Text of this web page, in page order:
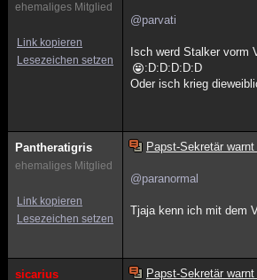
ehemaliges Mitglied
Link kopieren
Lesezeichen setzen
@parvati
Isch werd Stalker vorm
:D:D:D:D:D
Oder isch krieg
Pantheratigris
ehemaliges Mitglied
Link kopieren
Lesezeichen setzen
Papst-Sekretär
@paranormal
Tjaja kenn ich mit dem
sicarius Papst-Sekretär